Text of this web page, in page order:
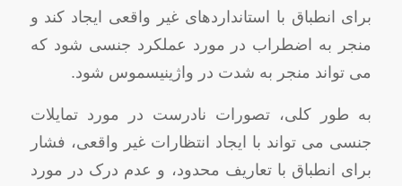
برای انطباق با استانداردهای غیر واقعی ایجاد کند و
منجر به اضطراب در مورد عملکرد جنسی شود که
می ‌تواند منجر به شدت در واژینیسموس شود.
به طور کلی، تصورات نادرست در مورد تمایلات
جنسی می تواند با ایجاد انتظارات غیر واقعی، فشار
برای انطباق با تعاریف محدود، و عدم درک در مورد